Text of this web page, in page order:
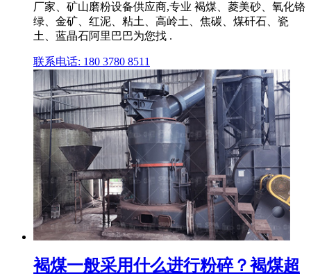
厂家、矿山磨粉设备供应商,专业 褐煤、菱美砂、氧化铬
绿、金矿、红泥、粘土、高岭土、焦碳、煤矸石、瓷
土、蓝晶石阿里巴巴为您找 .
联系电话: 180 3780 8511
褐煤一般采用什么进行粉碎？褐煤超